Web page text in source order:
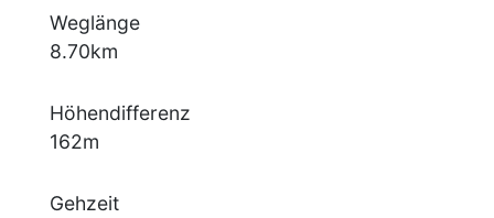
Weglänge
8.70km
Höhendifferenz
162m
Gehzeit